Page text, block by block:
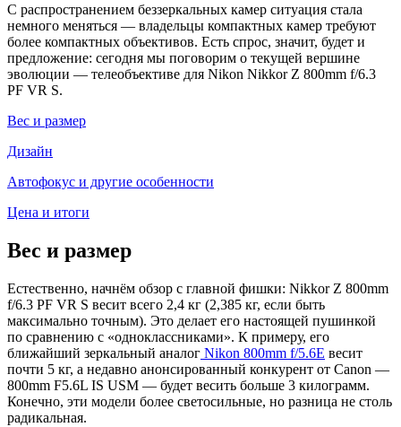
С распространением беззеркальных камер ситуация стала
немного меняться — владельцы компактных камер требуют
более компактных объективов. Есть спрос, значит, будет и
предложение: сегодня мы поговорим о текущей вершине
эволюции — телеобъективе для Nikon Nikkor Z 800mm f/6.3
PF VR S.
Вес и размер
Дизайн
Автофокус и другие особенности
Цена и итоги
Вес и размер
Естественно, начнём обзор с главной фишки: Nikkor Z 800mm
f/6.3 PF VR S весит всего 2,4 кг (2,385 кг, если быть
максимально точным). Это делает его настоящей пушинкой
по сравнению с «одноклассниками». К примеру, его
ближайший зеркальный аналог Nikon 800mm f/5.6E весит
почти 5 кг, а недавно анонсированный конкурент от Canon —
800mm F5.6L IS USM — будет весить больше 3 килограмм.
Конечно, эти модели более светосильные, но разница не столь
радикальная.